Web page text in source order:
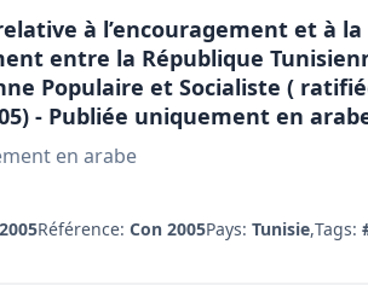
à l’encouragement et à
entre la République
Populaire et Socialiste (
- Publiée uniquement en
en arabe
Référence: Con 2005Pays: Tunisie,Tags: